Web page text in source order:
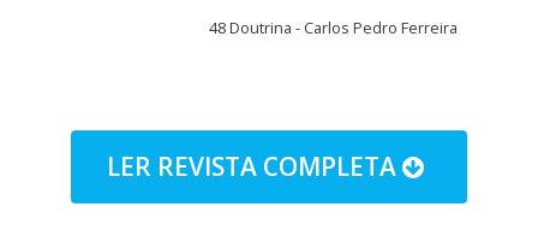
48 Doutrina - Carlos Pedro Ferreira
LER REVISTA COMPLETA